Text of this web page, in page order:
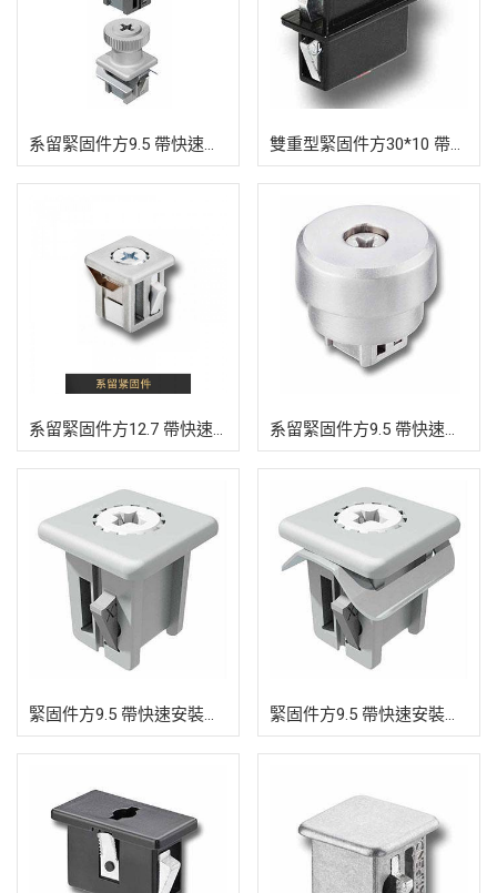
系留緊固件方9.5 帶快速安裝裝置 雙重型緊固件方30*10 帶快速安裝裝置
系留緊固件方12.7 帶快速安裝裝置 系留緊固件方9.5 帶快速安裝裝置
緊固件方9.5 帶快速安裝裝置 緊固件方9.5 帶快速安裝裝置